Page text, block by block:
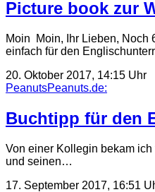
Picture book zur
Moin Moin, Ihr Lieben, Noch
einfach für den
20. Oktober 2017, 14:15 Uhr
PeanutsPeanuts.de:
Buchtipp für den
Von einer Kollegin bekam
und seinen…
17. September 2017, 16:51